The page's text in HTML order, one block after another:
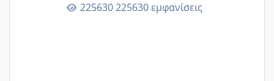
εμπειρίες και κάθε μικρή ή μεγάλη
225630 εμφανίσεις